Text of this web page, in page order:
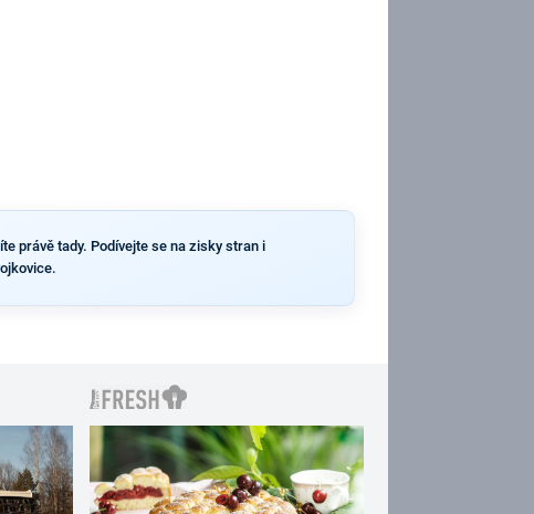
právě tady. Podívejte se na zisky stran i